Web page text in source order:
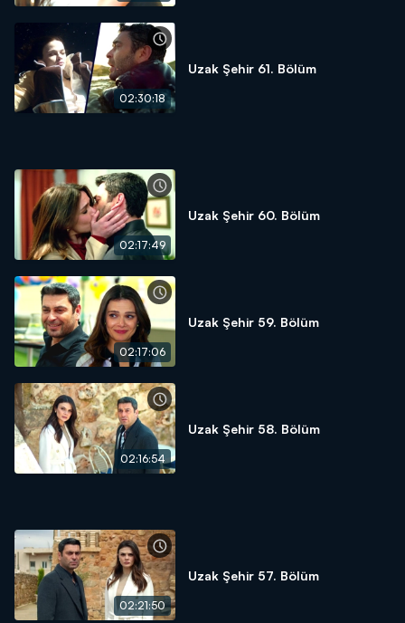
02:30:18
Uzak Şehir 61. Bölüm
02:17:49
Uzak Şehir 60. Bölüm
02:17:06
Uzak Şehir 59. Bölüm
02:16:54
Uzak Şehir 58. Bölüm
02:21:50
Uzak Şehir 57. Bölüm